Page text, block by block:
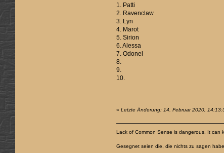
1. Patti
2. Ravenclaw
3. Lyn
4. Marot
5. Sirion
6. Alessa
7. Odonel
8.
9.
10.
«Letzte Änderung: 14. Februar 2020,
Lack of Common Sense is dangerous. It can
Gesegnet seien die, die nichts zu sagen